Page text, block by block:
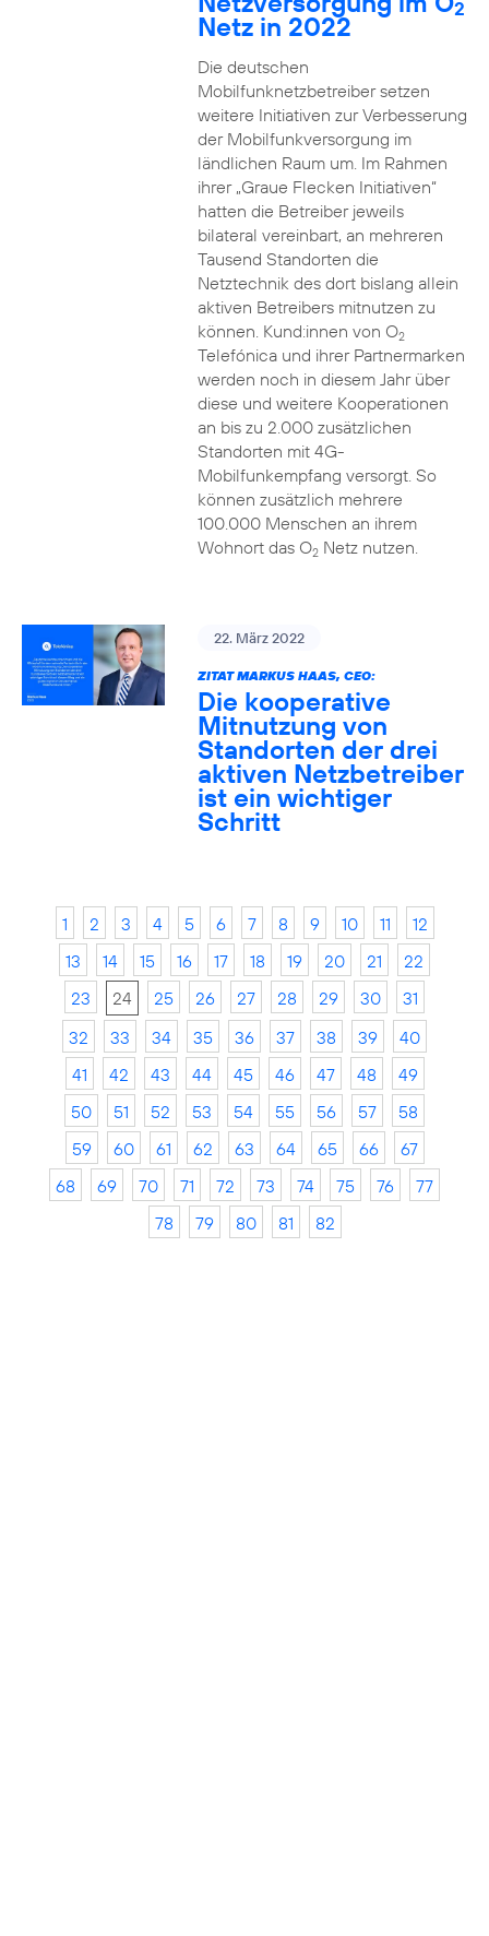
2
Netz in 2022
Die deutschen
Mobilfunknetzbetreiber setzen
weitere Initiativen zur Verbesserung
der Mobilfunkversorgung im
ländlichen Raum um. Im Rahmen
ihrer „Graue Flecken Initiativen“
hatten die Betreiber jeweils
bilateral vereinbart, an mehreren
Tausend Standorten die
Netztechnik des dort bislang allein
aktiven Betreibers mitnutzen zu
können. Kund:innen von O2
Telefónica und ihrer Partnermarken
werden noch in diesem Jahr über
diese und weitere Kooperationen
an bis zu 2.000 zusätzlichen
Standorten mit 4G-
Mobilfunkempfang versorgt. So
können zusätzlich mehrere
100.000 Menschen an ihrem
Wohnort das O2Netz nutzen.
22. März 2022
ZITAT MARKUS HAAS, CEO:
Die kooperative
Mitnutzung von
Standorten der drei
aktiven Netzbetreiber
ist ein wichtiger
Schritt
1 2 3 4 5 6 7 8 9 10 11
12
13
14 15 16 17 18 19 20 21
22
23
24 25 26 27 28 29 30
31
32
33 34 35 36 37 38 39
40
41
42 43 44 45 46 47 48
49
50
51 52 53 54 55 56 57
58
59
60 61 62 63 64 65 66
67
68
69 70 71 72 73 74 75 76
77
78
79 80 81 82